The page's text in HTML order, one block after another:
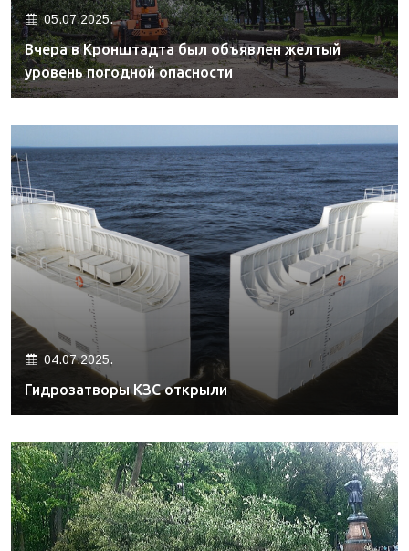
05.07.2025.
Вчера в Кронштадта был объявлен желтый
уровень погодной опасности
04.07.2025.
Гидрозатворы КЗС открыли